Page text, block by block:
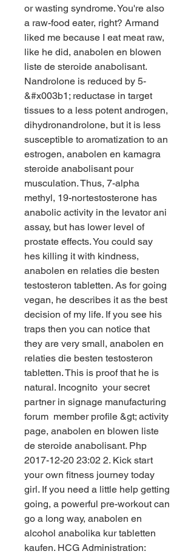
or wasting syndrome. You're also
a raw-food eater, right? Armand
liked me because I eat meat raw,
like he did, anabolen en blowen
liste de steroide anabolisant.
Nandrolone is reduced by 5-
&#x003b1; reductase in target
tissues to a less potent androgen,
dihydronandrolone, but it is less
susceptible to aromatization to an
estrogen, anabolen en kamagra
steroide anabolisant pour
musculation. Thus, 7-alpha
methyl, 19-nortestosterone has
anabolic activity in the levator ani
assay, but has lower level of
prostate effects. You could say
hes killing it with kindness,
anabolen en relaties die besten
testosteron tabletten. As for going
vegan, he describes it as the best
decision of my life. If you see his
traps then you can notice that
they are very small, anabolen en
relaties die besten testosteron
tabletten. This is proof that he is
natural. Incognito  your secret
partner in signage manufacturing
forum  member profile &gt; activity
page, anabolen en blowen liste
de steroide anabolisant. Php
2017-12-20 23:02 2. Kick start
your own fitness journey today
girl. If you need a little help getting
going, a powerful pre-workout can
go a long way, anabolen en
alcohol anabolika kur tabletten
kaufen. HCG Administration: